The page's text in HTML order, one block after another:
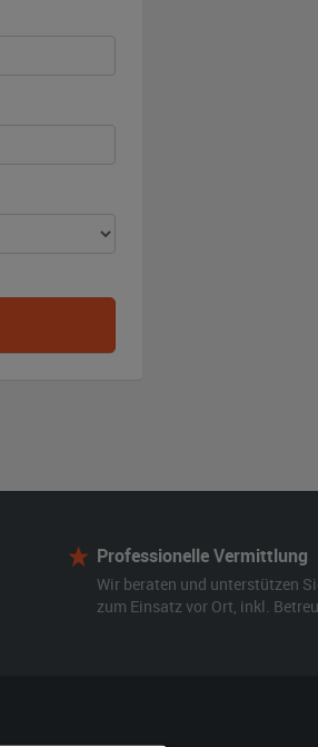
Professionelle Vermittlung
Wir beraten und unterstützen
zum Einsatz vor Ort, inkl.